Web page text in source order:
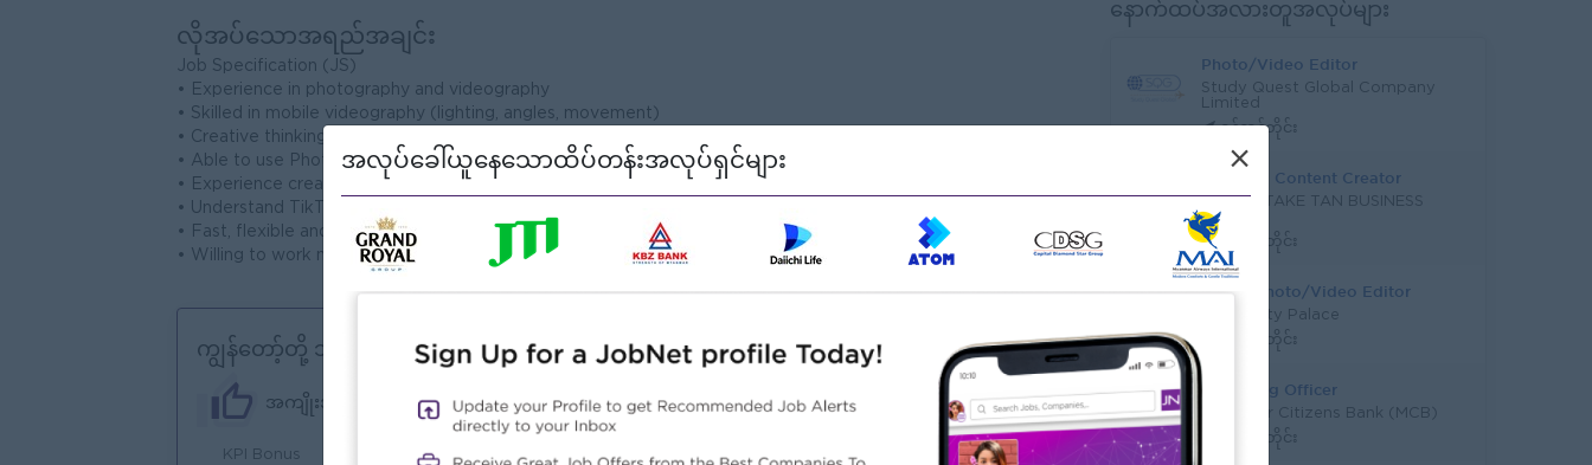
လိုအပ်သောအရည်အချင်း
Job Specification (JS)
• Experience in photography and videography
• Skilled in mobile videography (lighting, angles, movement)
• Creative thinking and good storytelling ability
• Able to use Photoshop, Premiere Pro and mobile editing apps (CapCut)
• Experience creating video content for social media
• Understand TikTok, Facebook and Instagram trends (preferred)
• Fast, flexible and able to meet deadlines
• Willing to work night shift when required
ကျွန်တော့်တို့ ဘာတွေကမ်းလှမ်းနိုင်သလဲ
အကျိုးအမြတ်
KPI Bonus
ထူးခြားချက်များ
Fun working environment
အခွင့်အလမ်းများ
Learn new skills on the job
နောက်ထပ်အလားတူအလုပ်များ
Photo/Video Editor
Study Quest Global Company
Limited
ရန်ကုန်တိုင်း
AI Video Content Creator
AUNG HTAKE TAN BUSINESS
GROUP
ရန်ကုန်တိုင်း
Junior Photo/Video Editor
CoCo City Palace
ရန်ကုန်တိုင်း
Marketing Officer
Myanmar Citizens Bank (MCB)
ရန်ကုန်တိုင်း
အလုပ်ခေါ်ယူနေသောထိပ်တန်းအလုပ်ရှင်များ ×